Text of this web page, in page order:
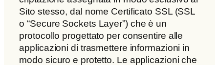
Sito stesso, dal nome Certificato SSL (SSL
o “Secure Sockets Layer”) che è un
protocollo progettato per consentire alle
applicazioni di trasmettere informazioni in
modo sicuro e protetto. Le applicazioni che